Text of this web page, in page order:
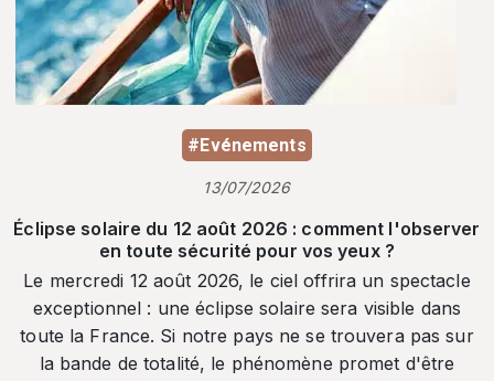
#Evénements
13/07/2026
Éclipse solaire du 12 août 2026 : comment l'observer
en toute sécurité pour vos yeux ?
Le mercredi 12 août 2026, le ciel offrira un spectacle
exceptionnel : une éclipse solaire sera visible dans
toute la France. Si notre pays ne se trouvera pas sur
la bande de totalité, le phénomène promet d'être